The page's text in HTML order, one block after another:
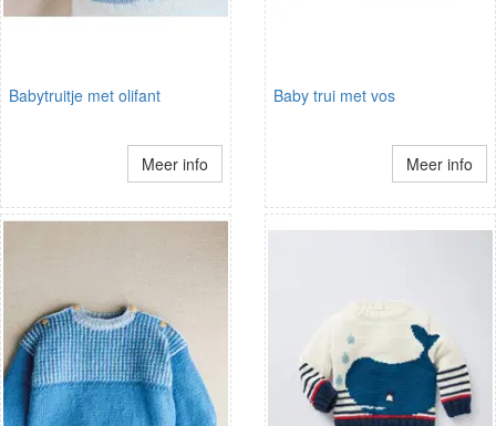
Babytruitje met olifant
Meer info
Baby trui met vos
Meer info